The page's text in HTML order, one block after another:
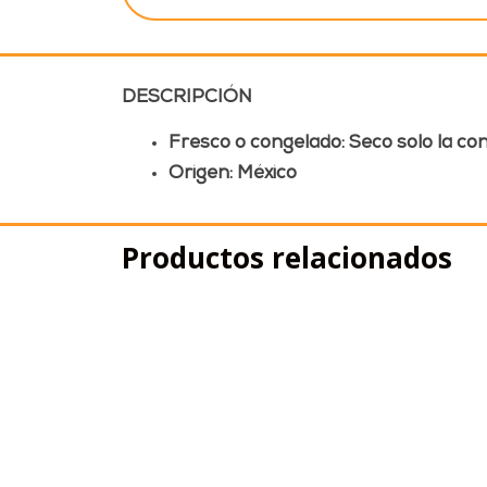
DESCRIPCIÓN
Fresco o congelado: Seco solo la
Origen: México
Productos relacionados